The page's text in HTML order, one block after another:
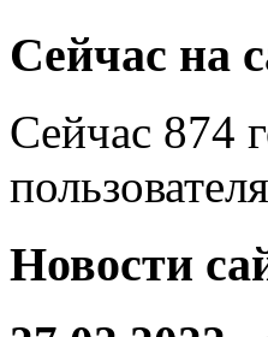
Сейчас на
Сейчас 874
Новости